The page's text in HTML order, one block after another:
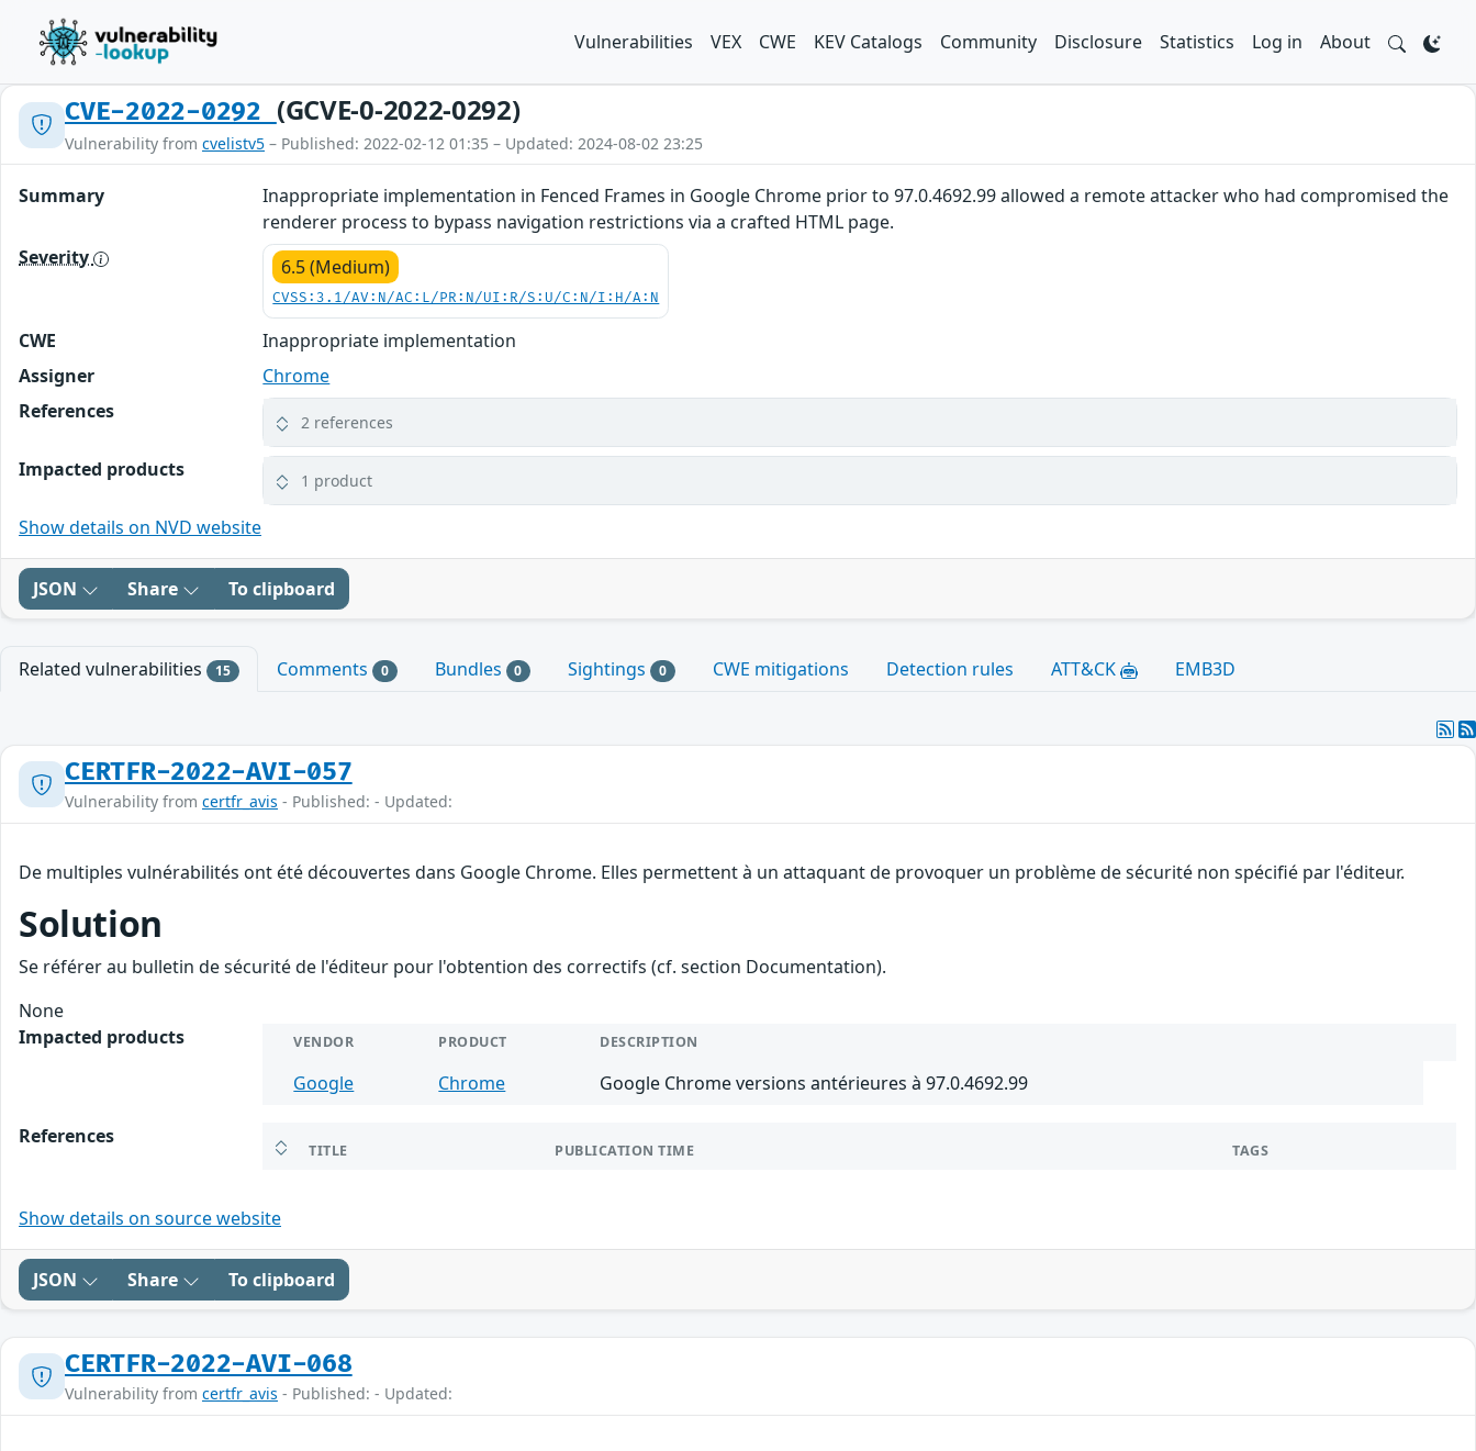
Vulnerabilities VEX CWE KEV Catalogs Community Disclosure Statistics Log in About
CVE-2022-0292 (GCVE-0-2022-0292)
Vulnerability from cvelistv5 – Published: 2022-02-12 01:35 – Updated: 2024-08-02 23:25
Summary
Inappropriate implementation in Fenced Frames in Google Chrome prior to 97.0.4692.99 allowed a remote attacker who had compromised the
renderer process to bypass navigation restrictions via a crafted HTML page.
Severity
6.5 (Medium)
CVSS:3.1/AV:N/AC:L/PR:N/UI:R/S:U/C:N/I:H/A:N
CWE
Inappropriate implementation
Assigner
Chrome
References
2 references
Impacted products 1 product
Show details on NVD website
JSON Share To clipboard
Related vulnerabilities 15 Comments 0 Bundles 0 Sightings 0 CWE mitigations Detection rules ATT&CK EMB3D
CERTFR-2022-AVI-057
Vulnerability from certfr_avis - Published: - Updated:
De multiples vulnérabilités ont été découvertes dans Google Chrome. Elles permettent à un attaquant de provoquer un problème de sécurité non spécifié par l'éditeur.
Solution
Se référer au bulletin de sécurité de l'éditeur pour l'obtention des correctifs (cf. section Documentation).
None
Impacted products
VENDOR PRODUCT DESCRIPTION
Google Chrome Google Chrome versions antérieures à 97.0.4692.99
References
TITLE PUBLICATION TIME TAGS
Show details on source website
JSON Share To clipboard
CERTFR-2022-AVI-068
Vulnerability from certfr_avis - Published: - Updated: